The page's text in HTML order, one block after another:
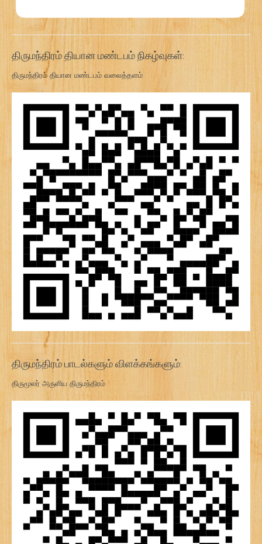
திருமந்திரம் தியான மண்டபம் நிகழ்வுகள்:
திருமந்திரம் தியான மண்டபம் வலைத்தளம்
திருமந்திரம் பாடல்களும் விளக்கங்களும்:
திருமூலர் அருளிய திருமந்திரம்